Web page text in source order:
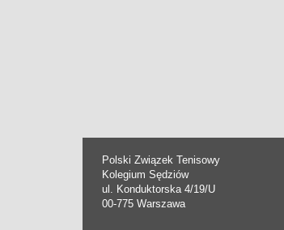
Polski Związek Tenisowy
Kolegium Sędziów
ul. Konduktorska 4/19/U
00-775 Warszawa